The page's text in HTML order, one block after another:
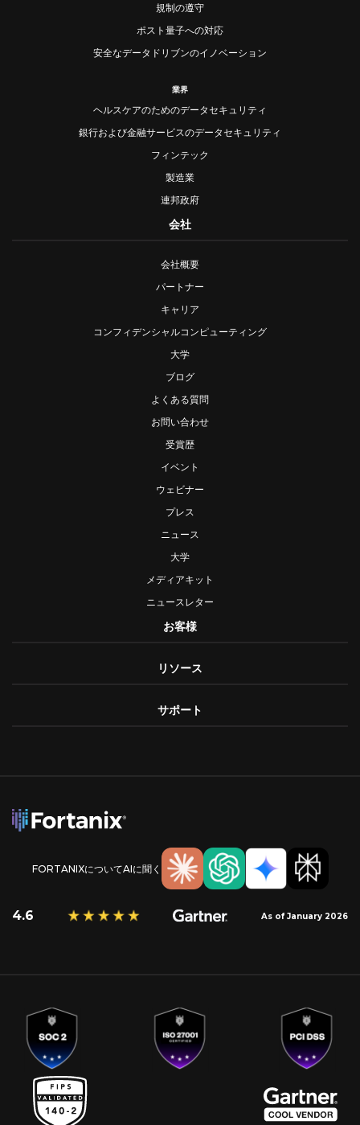
規制の遵守
ポスト量子への対応
安全なデータドリブンのイノベーション
業界
ヘルスケアのためのデータセキュリティ
銀行および金融サービスのデータセキュリティ
フィンテック
製造業
連邦政府
会社
会社概要
パートナー
キャリア
コンフィデンシャルコンピューティング
大学
ブログ
よくある質問
お問い合わせ
受賞歴
イベント
ウェビナー
プレス
ニュース
大学
メディアキット
ニュースレター
お客様
リソース
サポート
FORTANIXについてAIに聞く
4.6 As of January 2026